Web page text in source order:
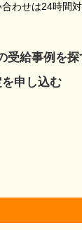
合わせは24時間
受給事例を探
申し込む